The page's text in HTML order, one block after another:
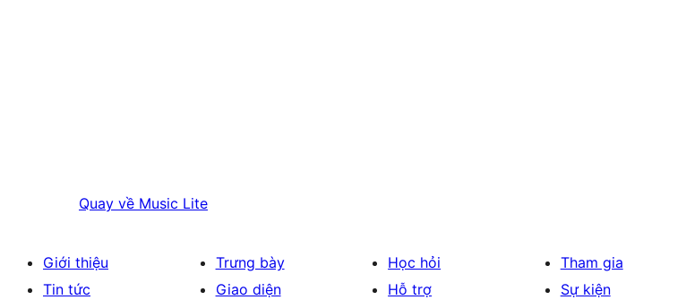
Quay về Music Lite
Giới thiệu
Tin tức
Trưng bày
Giao diện
Học hỏi
Hỗ trợ
Tham gia
Sự kiện